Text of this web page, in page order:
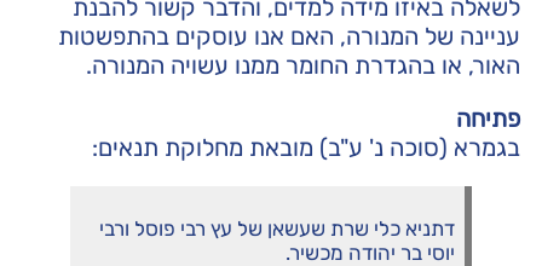
לשאלה באיזו מידה למדים, והדבר קשור להבנת
עניינה של המנורה, האם אנו עוסקים בהתפשטות
האור, או בהגדרת החומר ממנו עשויה המנורה.
פתיחה
בגמרא (סוכה נ' ע"ב) מובאת מחלוקת תנאים:
דתניא כלי שרת שעשאן של עץ רבי פוסל ורבי
יוסי בר יהודה מכשיר.